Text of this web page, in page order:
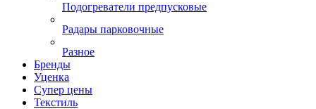
Подогреватели предпусковые
Радары парковочные
Разное
Бренды
Уценка
Супер цены
Текстиль